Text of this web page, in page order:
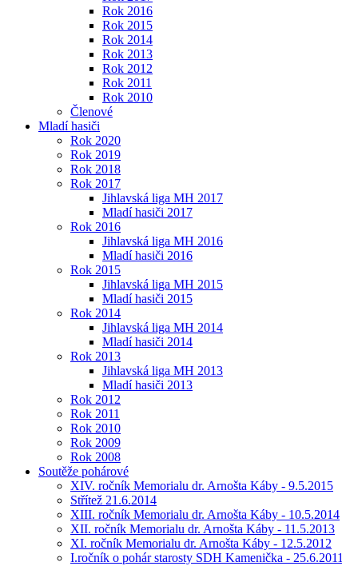
Rok 2016
Rok 2015
Rok 2014
Rok 2013
Rok 2012
Rok 2011
Rok 2010
Členové
Mladí hasiči
Rok 2020
Rok 2019
Rok 2018
Rok 2017
Jihlavská liga MH 2017
Mladí hasiči 2017
Rok 2016
Jihlavská liga MH 2016
Mladí hasiči 2016
Rok 2015
Jihlavská liga MH 2015
Mladí hasiči 2015
Rok 2014
Jihlavská liga MH 2014
Mladí hasiči 2014
Rok 2013
Jihlavská liga MH 2013
Mladí hasiči 2013
Rok 2012
Rok 2011
Rok 2010
Rok 2009
Rok 2008
Soutěže pohárové
XIV. ročník Memorialu dr. Arnošta Káby - 9.5.2015
Střítež 21.6.2014
XIII. ročník Memorialu dr. Arnošta Káby - 10.5.2014
XII. ročník Memorialu dr. Arnošta Káby - 11.5.2013
XI. ročník Memorialu dr. Arnošta Káby - 12.5.2012
I.ročník o pohár starosty SDH Kamenička - 25.6.2011